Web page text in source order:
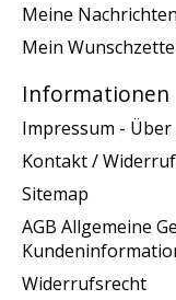
Meine
Mein
Informationen
Impressum - Über
Kontakt /
Sitemap
AGB Allgemeine
Widerrufsrecht